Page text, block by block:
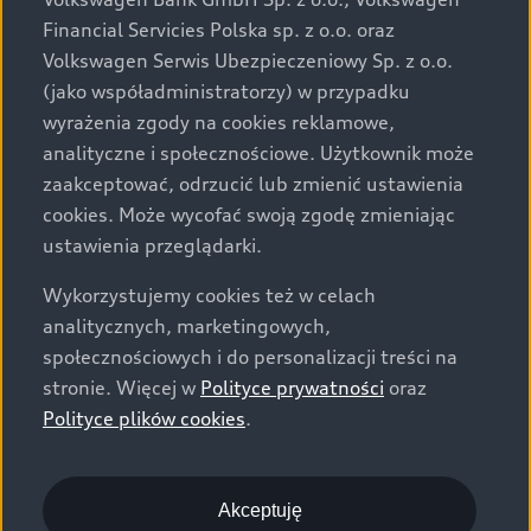
za dopłatą. Wiążące ustalenie ceny, wyposażenia i
specyfikacji pojazdu następują w umowie sprzedaży, a
określenie parametrów technicznych zawiera
świadectwo homologacji typu pojazdu. Zastrzegamy
sobie prawo do zmian i pomyłek. Wszelkie informacje
prezentowane na stronie są aktualne na dzień ich
zamieszczania. W celu uzyskania najnowszych
informacji prosimy kontaktować się z Partnerem Marki
Audi.
Wszystkie produkowane obecnie samochody marki Audi
są wykonywane z materiałów spełniających pod
względem możliwości odzysku i recyklingu wymagania
określone w normie ISO 22628 i są zgodne z
europejskimi świadectwami homologacji wydanymi wg
o.o. podlega obowiązkowi zapewnienia wszystkim
użytkownikom samochodów marki Volkswagen sieci
Financial Servicies Polska sp. z o.o. oraz
Volkswagen Serwis Ubezpieczeniowy Sp. z o.o.
(jako współadministratorzy) w przypadku
wyrażenia zgody na cookies reklamowe,
analityczne i społecznościowe. Użytkownik może
zaakceptować, odrzucić lub zmienić ustawienia
cookies. Może wycofać swoją zgodę zmieniając
ustawienia przeglądarki.
Wykorzystujemy cookies też w celach
analitycznych, marketingowych,
społecznościowych i do personalizacji treści na
stronie. Więcej w Polityce prywatności oraz
Polityce plików cookies.
Akceptuję